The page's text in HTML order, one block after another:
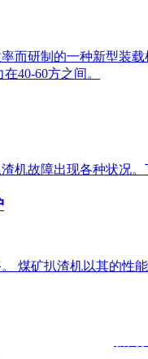
而研制的一种新型装
40-60方之间。
机故障出现各种状况
煤矿扒渣机以其的性